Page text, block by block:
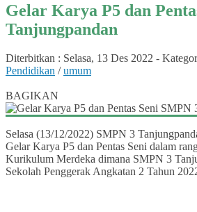
Gelar Karya P5 dan
Tanjungpandan
Diterbitkan : Selasa, 13 Des 2022 -
Pendidikan /umum
BAGIKAN
Selasa (13/12/2022) SMPN 3
Gelar Karya P5 dan Pentas Seni dalam
Kurikulum Merdeka dimana SMPN 3
Sekolah Penggerak Angkatan 2 Tahun